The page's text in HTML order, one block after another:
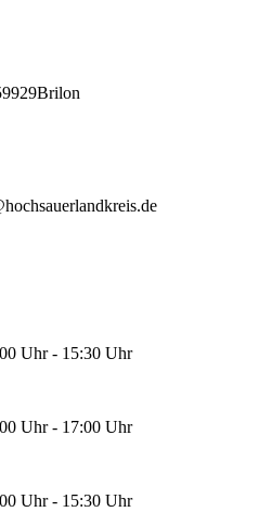
Brilon
Uhr - 15:30 Uhr
Uhr - 17:00 Uhr
Uhr - 15:30 Uhr